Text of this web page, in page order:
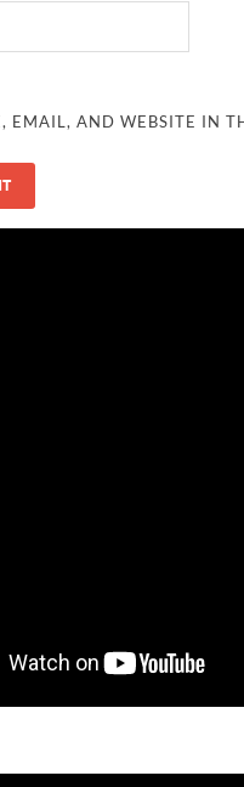
EMAIL, AND WEBSITE IN